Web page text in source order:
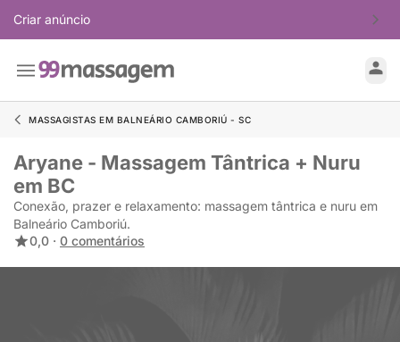
Criar anúncio
MASSAGISTAS EM BALNEÁRIO CAMBORIÚ - SC
Aryane - Massagem Tântrica + Nuru
em BC
Conexão, prazer e relaxamento: massagem tântrica e nuru em
Balneário Camboriú.
0,0 · 0 comentários